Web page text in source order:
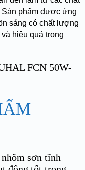
phẩm được ứng
sáng có chất lượng
hiệu quả trong
sơn tĩnh